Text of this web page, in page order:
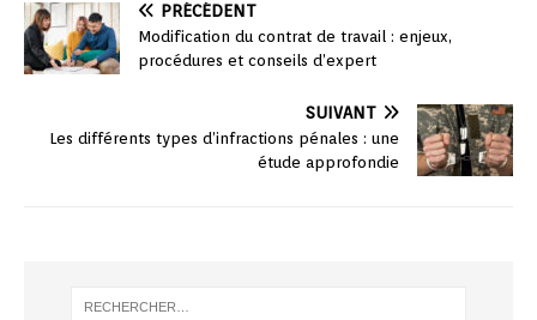
PRÉCÉDENT
Modification du contrat de travail : enjeux,
procédures et conseils d’expert
SUIVANT
Les différents types d’infractions pénales : une
étude approfondie